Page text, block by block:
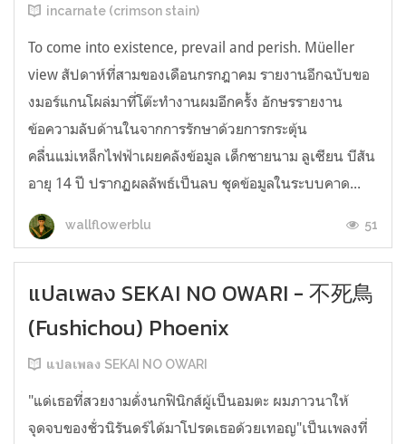
incarnate (crimson stain)
To come into existence, prevail and perish. Müeller
view สัปดาห์ที่สามของเดือนกรกฎาคม รายงานอีกฉบับขอ
งมอร์แกนโผล่มาที่โต๊ะทำงานผมอีกครั้ง อักษรรายงาน
ข้อความลับด้านในจากการรักษาด้วยการกระตุ้น
คลื่นแม่เหล็กไฟฟ้าเผยคลังข้อมูล เด็กชายนาม ลูเซียน บีสัน
อายุ 14 ปี ปรากฏผลลัพธ์เป็นลบ ชุดข้อมูลในระบบคาด...
wallflowerblu 51
แปลเพลง SEKAI NO OWARI - 不死鳥
(Fushichou) Phoenix
แปลเพลง SEKAI NO OWARI
"แด่เธอที่สวยงามดั่งนกฟินิกส์ผู้เป็นอมตะ ผมภาวนาให้
จุดจบของชั่วนิรันดร์ได้มาโปรดเธอด้วยเทอญ"เป็นเพลงที่